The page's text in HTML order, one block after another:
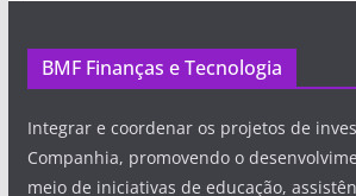
BMF Finanças e Tecnologia
Integrar e coordenar os projetos de
Companhia, promovendo o
meio de iniciativas de educação,